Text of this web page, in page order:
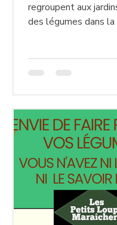
regroupent aux
des légumes dans la
l’association selon
CA opèrent 5
Animation , le
le groupe Finance ,
des Adhérents et le groupe
Opérationnel ).